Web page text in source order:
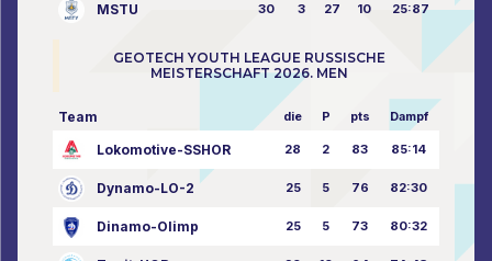
MSTU 30 3 27 10 25:87
GEOTECH YOUTH LEAGUE RUSSISCHE
MEISTERSCHAFT 2026. MEN
Team die P pts Dampf
Lokomotive-SSHOR 28 2 83 85:14
Dynamo-LO-2 25 5 76 82:30
Dinamo-Olimp 25 5 73 80:32